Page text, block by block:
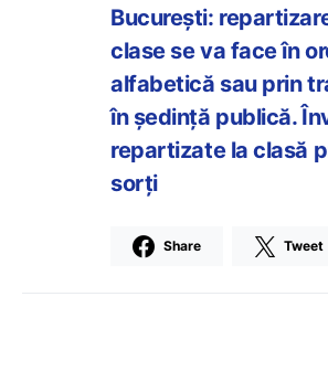
București:
clase se va face în
alfabetică sau prin
în ședință publică.
repartizate la clasă
sorți
Share Tweet